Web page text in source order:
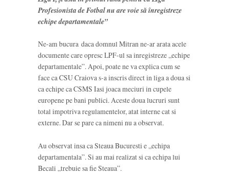
Profesionista de Fotbal nu are voie să înregistreze
echipe departamentale”
Ne-am bucura daca domnul Mitran ne-ar arata acele
documente care opresc LPF-ul sa inregistreze „echipe
departamentale”. Apoi, poate ne va explica cum se
face ca CSU Craiova s-a inscris direct in liga a doua si
ca echipe ca CSMS Iasi joaca meciuri in cupele
europene pe bani publici. Aceste doua lucruri sunt
total impotriva regulamentelor, atat interne cat si
externe. Dar se pare ca nimeni nu a observat.
Au observat insa ca Steaua Bucuresti e „echipa
departamentala”. Si au mai realizat si ca echipa lui
Becali „trebuie sa fie Steaua”.